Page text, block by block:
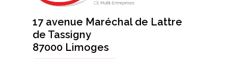
17 avenue Maréchal de Lattre
de Tassigny
87000 Limoges